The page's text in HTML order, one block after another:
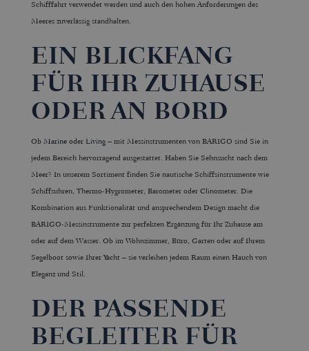
Schifffahrt verwendet werden und auch den hohen Anforderungen des
Meeres zuverlässig standhalten.
EIN BLICKFANG
FÜR IHR ZUHAUSE
ODER AN BORD
Ob Marineoder Living– mit Messinstrumenten von BARIGO sind Sie in
jedem Bereich hervorragend ausgestattet. Haben Sie Sehnsucht nach dem
Meer? In unserem Sortiment finden Sie nautische Schiffsinstrumente wie
Schiffsuhren, Thermo-Hygrometer, Barometer oder Clinometer. Die
Kombination aus Funktionalität und ansprechendem Design macht die
BARIGO-Messinstrumente zur perfekten Ergänzung für Ihr Zuhause am
oder auf dem Wasser. Ob im Wohnzimmer, Büro, Garten oder auf Ihrem
Segelboot sowie Ihrer Yacht – sie verleihen jedem Raum einen Hauch von
Eleganz und Stil.
DER PASSENDE
BEGLEITER FÜR